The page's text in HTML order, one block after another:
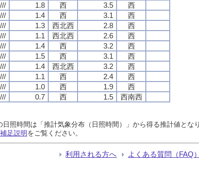
/// 1.8 西 3.5
西
/// 1.4 西 3.1
西
/// 1.3 西北西 2.8
西
/// 1.1 西北西 2.6
西
/// 1.4 西 3.2
西
/// 1.5 西 3.1
西
/// 1.4 西北西 3.2
西
/// 1.1 西 2.4
西
/// 1.0 西 1.9
西
/// 0.7 西 1.5 西南西
照時間は「推計気象分布（日照時間）」から得る推計値とな
足説明をご覧ください。
利用される方へ よくある質問（FAQ）